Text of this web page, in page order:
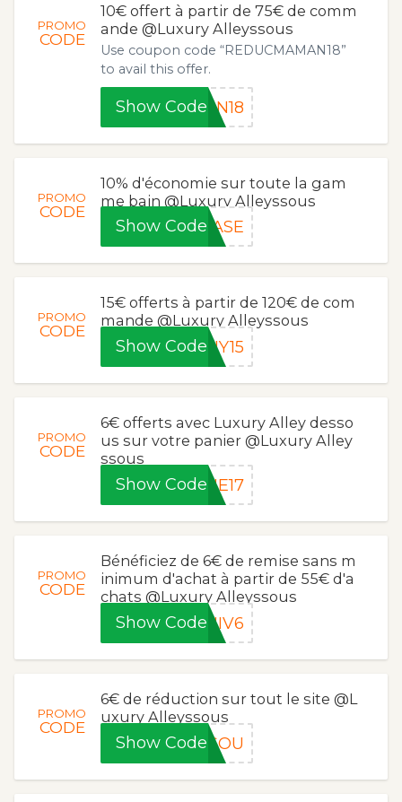
PROMO
CODE
10€ offert à partir de 75€ de comm
ande @Luxury Alleyssous
Use coupon code “REDUCMAMAN18”
to avail this offer.
Show CodeAN18
PROMO
CODE
10% d'économie sur toute la gam
me bain @Luxury Alleyssous
Show CodeEASE
PROMO
CODE
15€ offerts à partir de 120€ de com
mande @Luxury Alleyssous
Show Code UY15
PROMO
CODE
6€ offerts avec Luxury Alley desso
us sur votre panier @Luxury Alley
ssous
Show CodeUE17
PROMO
CODE
Bénéficiez de 6€ de remise sans m
inimum d'achat à partir de 55€ d'a
chats @Luxury Alleyssous
Show CodeNIV6
PROMO
CODE
6€ de réduction sur tout le site @L
uxury Alleyssous
Show CodeISOU